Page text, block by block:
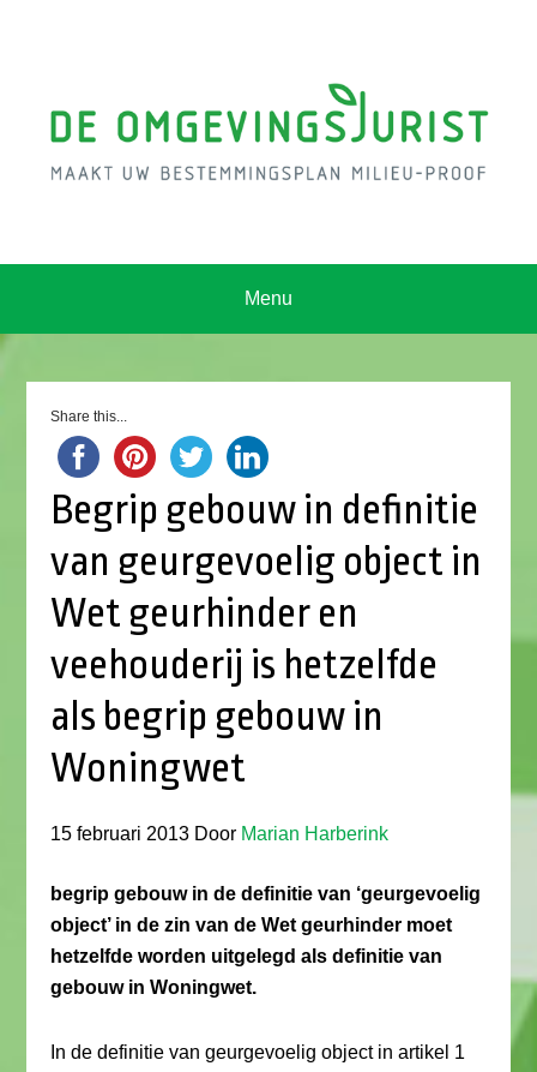
Menu
Share this...
Begrip gebouw in definitie
van geurgevoelig object in
Wet geurhinder en
veehouderij is hetzelfde
als begrip gebouw in
Woningwet
15 februari 2013 Door Marian Harberink
begrip gebouw in de definitie van ‘geurgevoelig
object’ in de zin van de Wet geurhinder moet
hetzelfde worden uitgelegd als definitie van
gebouw in Woningwet.
In de definitie van geurgevoelig object in artikel 1